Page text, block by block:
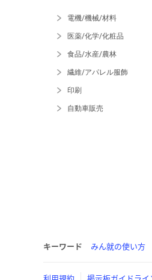
電機/機械/材料
医薬/化学/化粧品
食品/水産/農林
繊維/アパレル服飾
印刷
自動車販売
キーワード みん就の使い方